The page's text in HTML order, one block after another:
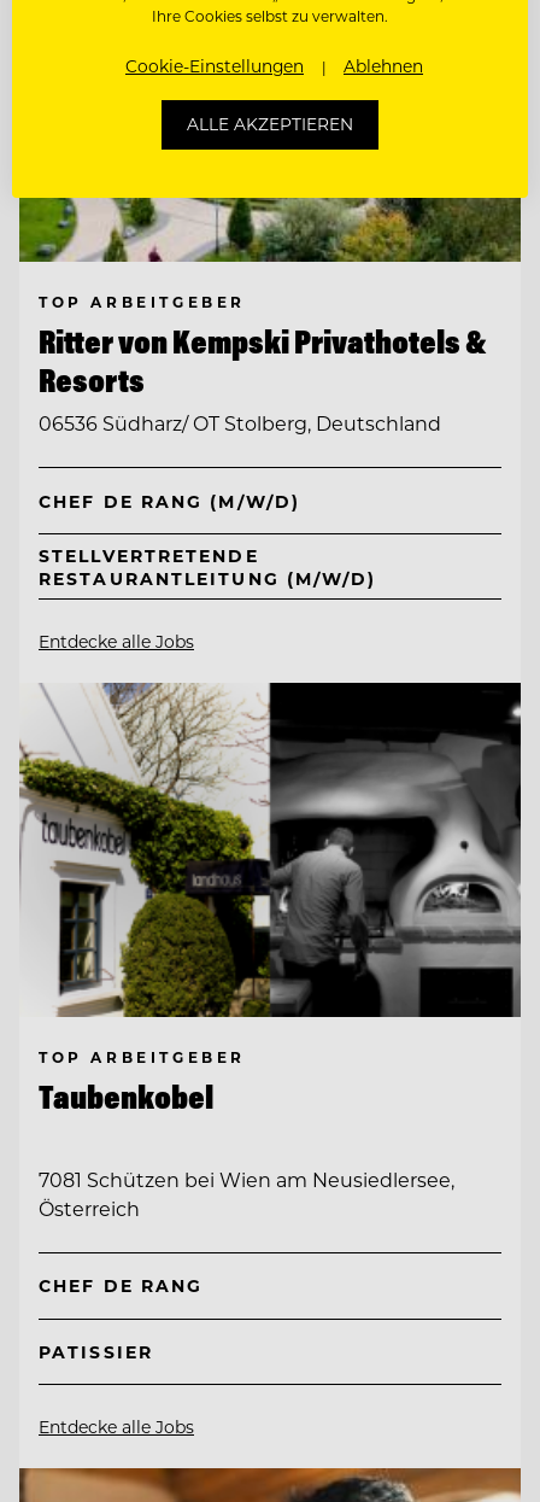
TOP ARBEITGEBER
Ritter von Kempski Privathotels &
Resorts
06536 Südharz/ OT Stolberg, Deutschland
CHEF DE RANG (M/W/D)
STELLVERTRETENDE
RESTAURANTLEITUNG (M/W/D)
Entdecke alle Jobs
TOP ARBEITGEBER
Taubenkobel
7081 Schützen bei Wien am Neusiedlersee,
Österreich
CHEF DE RANG
PATISSIER
Entdecke alle Jobs
Ihre Cookies selbst zu verwalten.
Cookie-Einstellungen Ablehnen
ALLE AKZEPTIEREN